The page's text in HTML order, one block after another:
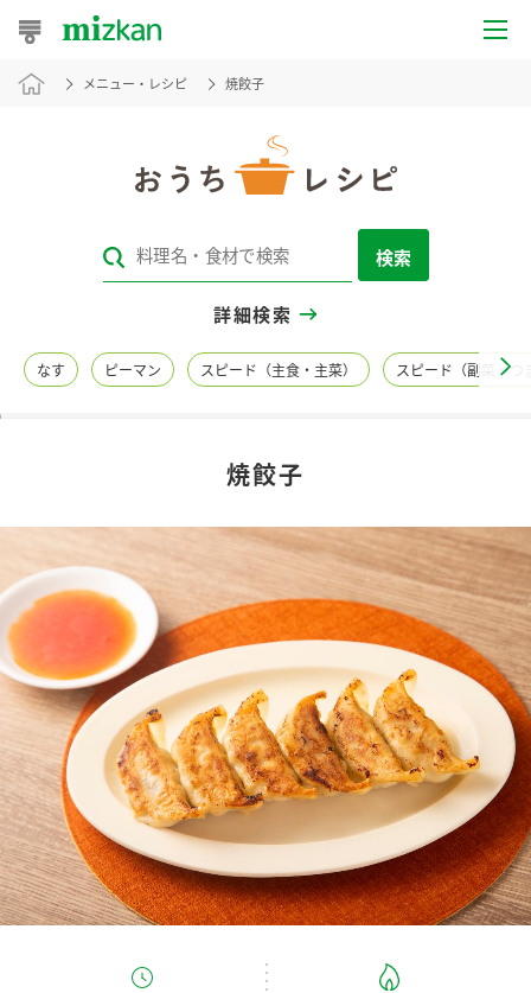
おうちレシピ
レシピカテゴリ一覧
レシピ名特集
調味酢
お酢ドリンク ぽん酢
みりん風・料理酒 鍋用調味料
つゆ たれ
新商品一覧
キャンペーン情報
ブランド・スペシャルサイト
ブランド・スペシャルサイト トップ
商品ブランドサイト
Fibee（ファイビー）
くらしプラ酢
お酢ドリンク
企業情報
国内事業概要
メニュー・レシピ 焼餃子
検索
詳細検索
なす ピーマン スピード（主食・主菜） スピード（副菜・つ
焼餃子